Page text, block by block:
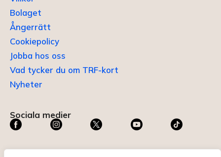
Bolaget
Ångerrätt
Cookiepolicy
Jobba hos oss
Vad tycker du om TRF-kort
Nyheter
Sociala medier